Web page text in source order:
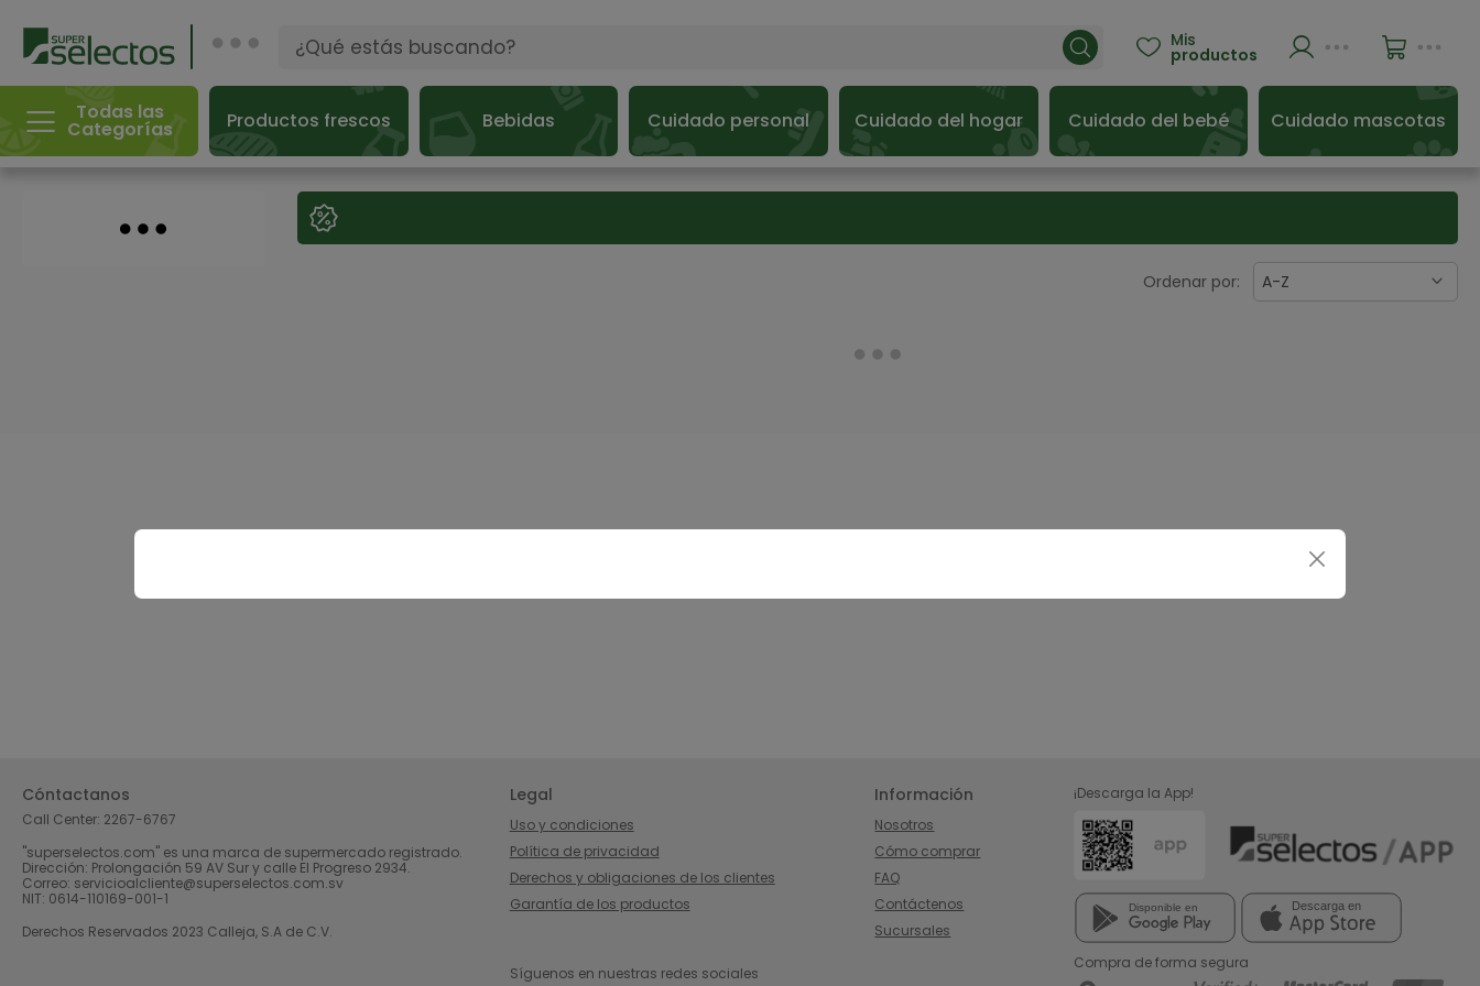
 Mis
productos
Todas las
Categorías Productos frescos Bebidas Cuidado personal Cuidado del hogar Cuidado del bebé Cuidado mascotas
Ordenar por: A-Z
Cóntactanos
Call Center: 2267-6767
"superselectos.com" es una marca de supermercado registrado.
Dirección: Prolongación 59 AV Sur y calle El Progreso 2934.
Correo: servicioalcliente@superselectos.com.sv
NIT: 0614-110169-001-1
Derechos Reservados 2023 Calleja, S.A de C.V.
Legal
Uso y condiciones
Política de privacidad
Derechos y obligaciones de los clientes
Garantía de los productos
Información
Nosotros
Cómo comprar
FAQ
Contáctenos
Sucursales
Síguenos en nuestras redes sociales
¡Descarga la App!
Compra de forma segura